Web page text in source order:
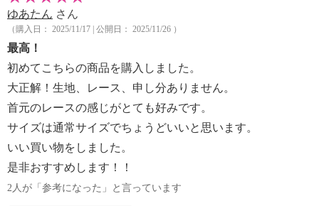
ゆあたん さん
（購入日： 2025/11/17 | 公開日： 2025/11/26 ）
最高！
初めてこちらの商品を購入しました。
大正解！生地、レース、申し分ありません。
首元のレースの感じがとても好みです。
サイズは通常サイズでちょうどいいと思います。
いい買い物をしました。
是非おすすめします！！
2人が「参考になった」と言っています